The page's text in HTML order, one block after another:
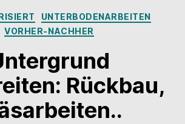
Kategorien
UNTERBODENARBEITEN
VORHER-NACHHER
Rückbau,